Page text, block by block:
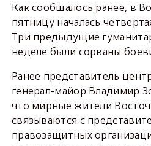
Как сообщалось ранее, в
пятницу началась
Три предыдущие
неделе были сорваны
Ранее представитель
генерал-майор Владимир
что мирные жители
связываются с
правозащитных